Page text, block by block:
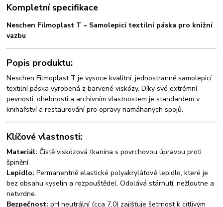
Kompletní specifikace
Neschen Filmoplast T – Samolepicí textilní páska pro knižní
vazbu
Popis produktu:
Neschen Filmoplast T je vysoce kvalitní, jednostranně samolepicí
textilní páska vyrobená z barvené viskózy. Díky své extrémní
pevnosti, ohebnosti a archivním vlastnostem je standardem v
knihařství a restaurování pro opravy namáhaných spojů.
Klíčové vlastnosti:
Materiál: Čistě viskózová tkanina s povrchovou úpravou proti
špinění.
Lepidlo: Permanentně elastické polyakrylátové lepidlo, které je
bez obsahu kyselin a rozpouštědel. Odolává stárnutí, nežloutne a
netvrdne.
Bezpečnost: pH neutrální (cca 7,0) zajišťuje šetrnost k citlivým